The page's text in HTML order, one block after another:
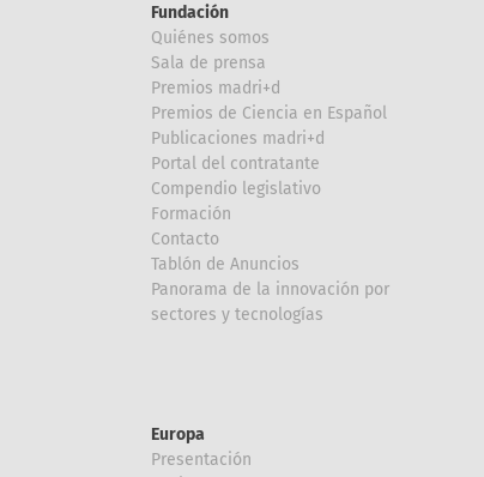
Fundación
Quiénes somos
Sala de prensa
Premios madri+d
Premios de Ciencia en Español
Publicaciones madri+d
Portal del contratante
Compendio legislativo
Formación
Contacto
Tablón de Anuncios
Panorama de la innovación por
sectores y tecnologías
Europa
Presentación